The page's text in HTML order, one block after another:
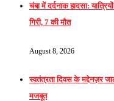
चंबा में दर्दनाक हादसा:
गिरी, 7 की मौत
August 8, 2026
स्वतंत्रता दिवस के मद्देनज़र
मजबूत